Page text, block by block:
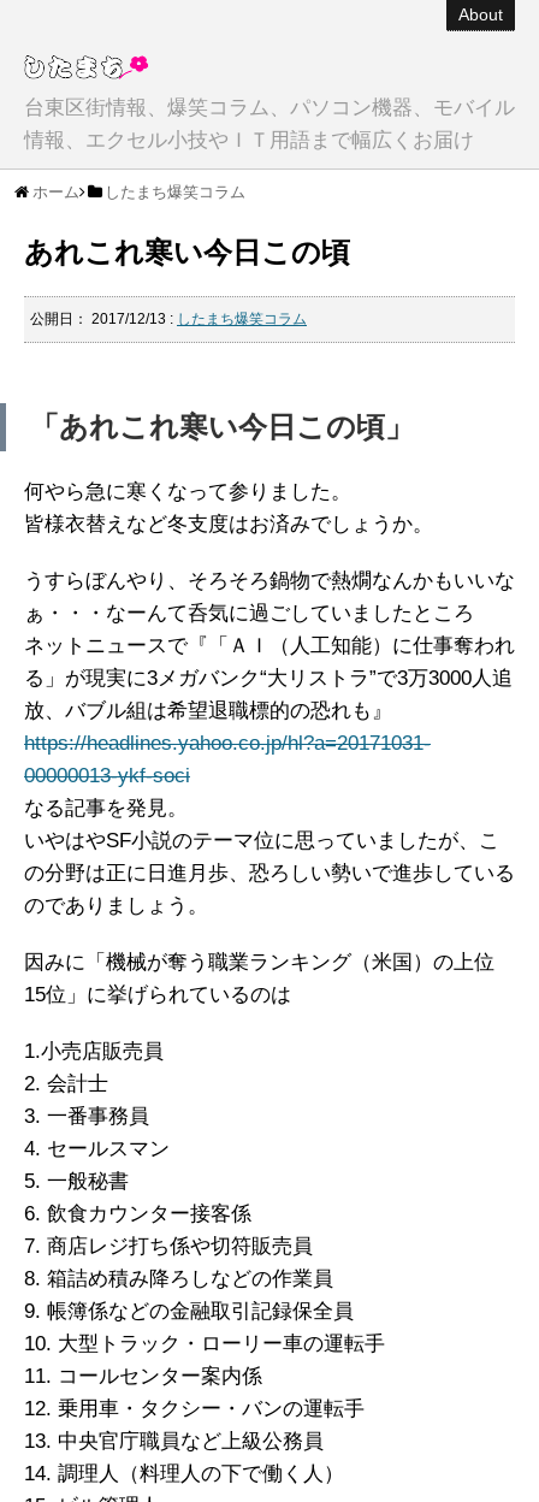
About
台東区街情報、爆笑コラム、パソコン機器、モバイル
情報、エクセル小技やＩＴ用語まで幅広くお届け
ホーム したまち爆笑コラム
あれこれ寒い今日この頃
公開日： 2017/12/13 : したまち爆笑コラム
「あれこれ寒い今日この頃」
何やら急に寒くなって参りました。
皆様衣替えなど冬支度はお済みでしょうか。
うすらぼんやり、そろそろ鍋物で熱燗なんかもいいな
ぁ・・・なーんて呑気に過ごしていましたところ
ネットニュースで『「ＡＩ（人工知能）に仕事奪われ
る」が現実に3メガバンク“大リストラ”で3万3000人追
放、バブル組は希望退職標的の恐れも』
https://headlines.yahoo.co.jp/hl?a=20171031-
00000013-ykf-soci
なる記事を発見。
いやはやSF小説のテーマ位に思っていましたが、こ
の分野は正に日進月歩、恐ろしい勢いで進歩している
のでありましょう。
因みに「機械が奪う職業ランキング（米国）の上位
15位」に挙げられているのは
1.小売店販売員
2. 会計士
3. 一番事務員
4. セールスマン
5. 一般秘書
6. 飲食カウンター接客係
7. 商店レジ打ち係や切符販売員
8. 箱詰め積み降ろしなどの作業員
9. 帳簿係などの金融取引記録保全員
10. 大型トラック・ローリー車の運転手
11. コールセンター案内係
12. 乗用車・タクシー・バンの運転手
13. 中央官庁職員など上級公務員
14. 調理人（料理人の下で働く人）